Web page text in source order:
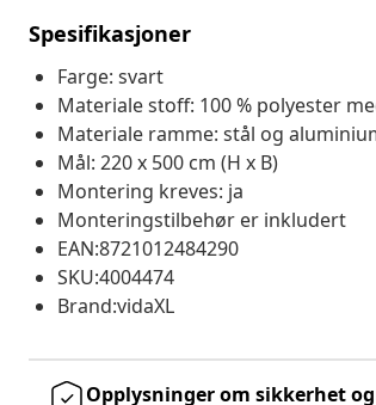
Spesifikasjoner
Farge: svart
Materiale stoff: 100 % polyester
Materiale ramme: stål og
Mål: 220 x 500 cm (H x B)
Montering kreves: ja
Monteringstilbehør er inkludert
EAN:8721012484290
SKU:4004474
Brand:vidaXL
Opplysninger om sikkerhet